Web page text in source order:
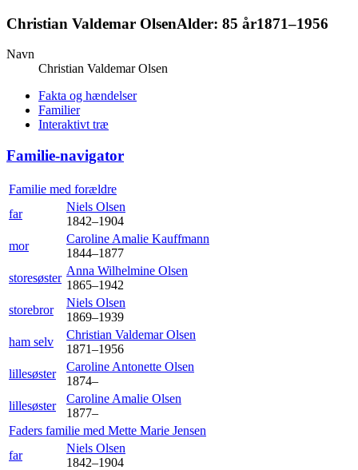
Christian Valdemar OlsenAlder: 85 år1871–1956
Navn
Christian ValdemarOlsen
Fakta og hændelser
Familier
Interaktivt træ
Familie-navigator
Familie med forældre
far
Niels Olsen
1842–1904
mor
Caroline Amalie Kauffmann
1844–1877
storesøster
Anna Wilhelmine Olsen
1865–1942
storebror
Niels Olsen
1869–1939
ham selv
Christian ValdemarOlsen
1871–1956
lillesøster
Caroline Antonette Olsen
1874–
lillesøster
Caroline Amalie Olsen
1877–
Faders familie med Mette Marie Jensen
far
Niels Olsen
1842–1904